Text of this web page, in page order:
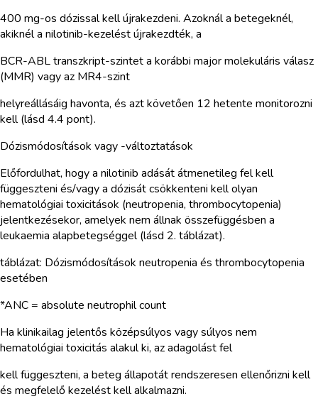
400 mg-os dózissal kell újrakezdeni. Azoknál a betegeknél,
akiknél a nilotinib-kezelést újrakezdték, a
BCR-ABL transzkript-szintet a korábbi major molekuláris válasz
(MMR) vagy az MR4-szint
helyreállásáig havonta, és azt követően 12 hetente monitorozni
kell (lásd 4.4 pont).
Dózismódosítások vagy -változtatások
Előfordulhat, hogy a nilotinib adását átmenetileg fel kell
függeszteni és/vagy a dózisát csökkenteni kell olyan
hematológiai toxicitások (neutropenia, thrombocytopenia)
jelentkezésekor, amelyek nem állnak összefüggésben a
leukaemia alapbetegséggel (lásd 2. táblázat).
táblázat: Dózismódosítások neutropenia és thrombocytopenia
esetében
*ANC = absolute neutrophil count
Ha klinikailag jelentős középsúlyos vagy súlyos nem
hematológiai toxicitás alakul ki, az adagolást fel
kell függeszteni, a beteg állapotát rendszeresen ellenőrizni kell
és megfelelő kezelést kell alkalmazni.